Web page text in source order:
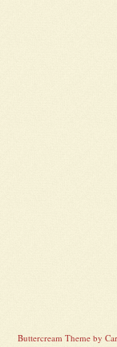
Buttercream Theme by